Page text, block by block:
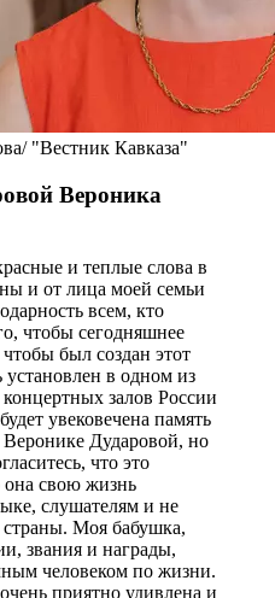
"Вестник Кавказа"
Вероника
и теплые слова в
и от лица моей семьи
всем, кто
чтобы сегодняшнее
был создан этот
в одном из
залов России
увековечена память
Дударовой, но
что это
она свою жизнь
слушателям и не
страны. Моя бабушка,
звания и награды,
человеком по жизни.
приятно удивлена и